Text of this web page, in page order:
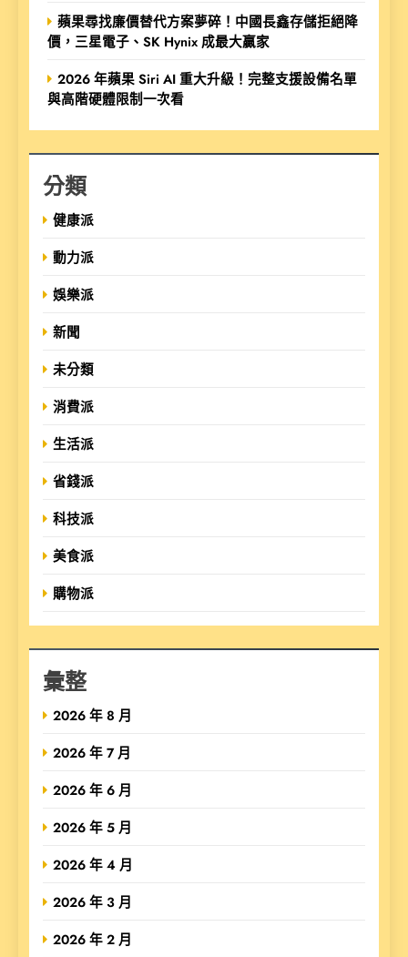
蘋果尋找廉價替代方案夢碎！中國長鑫存儲拒絕降
價，三星電子、SK Hynix 成最大贏家
2026 年蘋果 Siri AI 重大升級！完整支援設備名單
與高階硬體限制一次看
分類
健康派
動力派
娛樂派
新聞
未分類
消費派
生活派
省錢派
科技派
美食派
購物派
彙整
2026 年 8 月
2026 年 7 月
2026 年 6 月
2026 年 5 月
2026 年 4 月
2026 年 3 月
2026 年 2 月